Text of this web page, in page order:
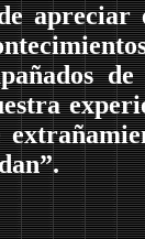
apreciar
de